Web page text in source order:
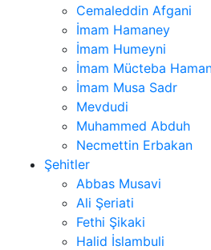
Cemaleddin Afgani
İmam Hamaney
İmam Humeyni
İmam Mücteba
İmam Musa Sadr
Mevdudi
Muhammed Abduh
Necmettin Erbakan
Şehitler
Abbas Musavi
Ali Şeriati
Fethi Şikaki
Halid İslambuli